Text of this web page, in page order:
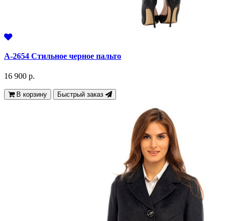
А-2654 Стильное черное пальто
16 900 р.
В корзину Быстрый заказ